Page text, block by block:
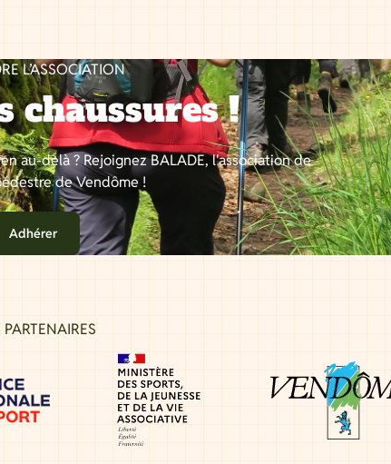
L’ASSOCIATION
chaussures !
au-delà ? Rejoignez BALADE, l'association de
de Vendôme !
Adhérer